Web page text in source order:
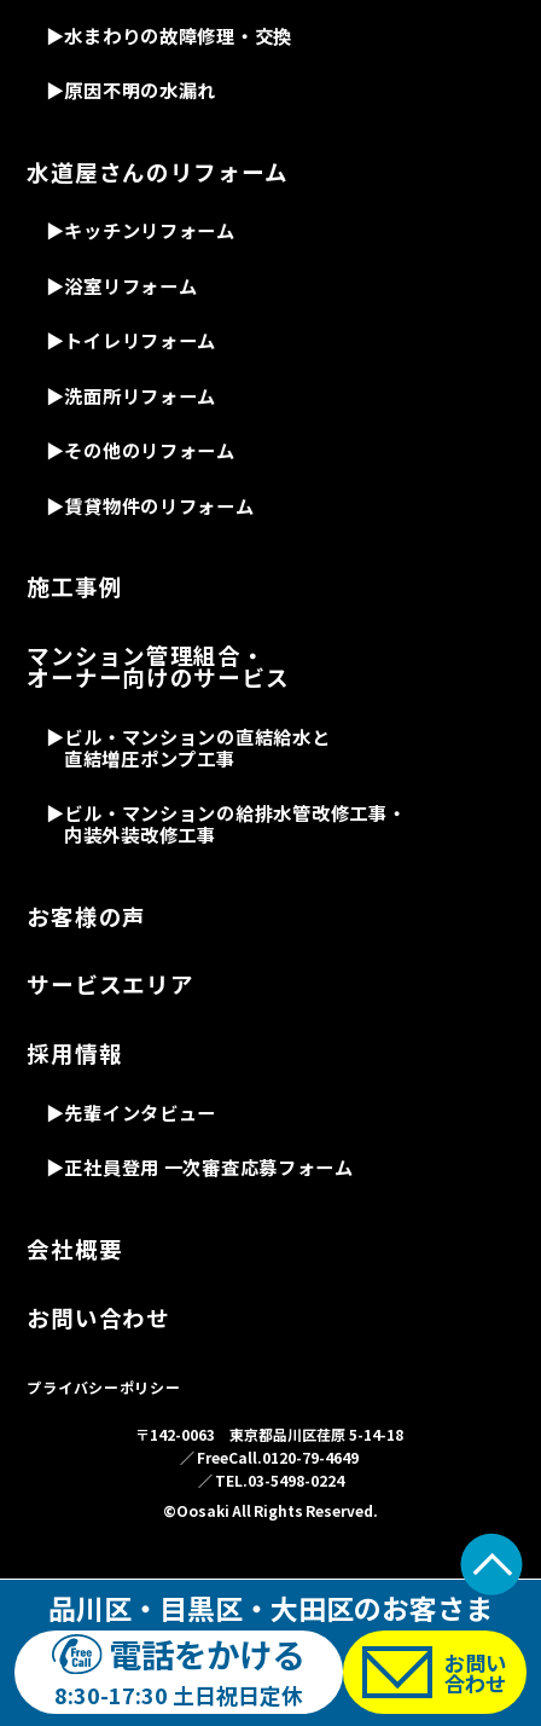
▶水まわりの故障修理・交換
▶原因不明の水漏れ
水道屋さんのリフォーム
▶キッチンリフォーム
▶浴室リフォーム
▶ トイレリフォーム
▶洗面所リフォーム
▶その他のリフォーム
▶賃貸物件のリフォーム
施工事例
マンション管理組合・
オーナー向けのサービス
▶ビル・マンションの直結給水と
直結増圧ポンプ工事
▶ビル・マンションの給排水管改修工事・
内装外装改修工事
お客様の声
サービスエリア
採用情報
▶先輩インタビュー
▶正社員登用 一次審査応募フォーム
会社概要
お問い合わせ
プライバシーポリシー
〒142-0063 東京都品川区荏原 5-14-18
／ FreeCall.0120-79-4649
／ TEL.03-5498-0224
©Oosaki All Rights Reserved.
品川区・目黒区・大田区のお客さま
電話をかける
8:30-17:30 土日祝日定休
お問い
合わせ